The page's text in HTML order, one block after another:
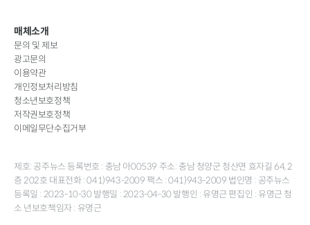
매체소개
문의 및 제보
광고문의
이용약관
개인정보처리방침
청소년보호정책
저작권보호정책
이메일무단수집거부
제호: 공주뉴스 등록번호 : 충남 아00539 주소: 충남 청양군 청산면 효자길 64, 2
층 202호 대표전화 : 041)943-2009 팩스 : 041)943-2009 법인명 : 공주뉴스
등록일 : 2023-10-30 발행일 : 2023-04-30 발행인 : 유명근 편집인 : 유명근 청
소 년보호책임자 : 유명근